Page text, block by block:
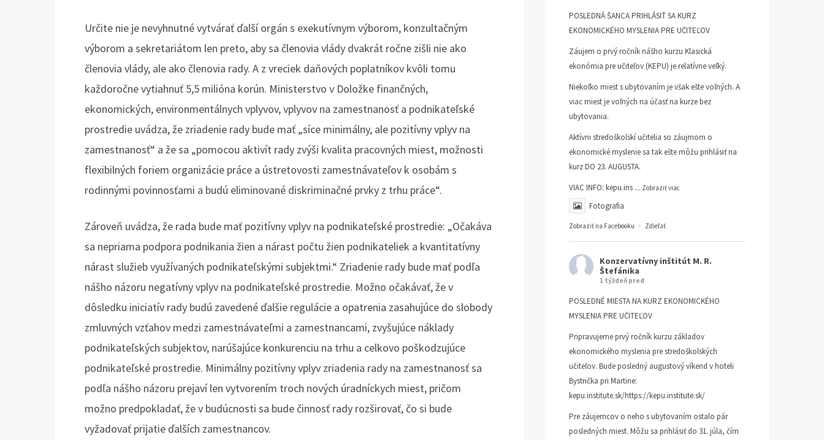
Určite nie je nevyhnutné vytvárať ďalší orgán s exekutívnym výborom, konzultačným
výborom a sekretariátom len preto, aby sa členovia vlády dvakrát ročne zišli nie ako
členovia vlády, ale ako členovia rady. A z vreciek daňových poplatníkov kvôli tomu
každoročne vytiahnuť 5,5 milióna korún. Ministerstvo v Doložke finančných,
ekonomických, environmentálnych vplyvov, vplyvov na zamestnanosť a podnikateľské
prostredie uvádza, že zriadenie rady bude mať „síce minimálny, ale pozitívny vplyv na
zamestnanosť“ a že sa „pomocou aktivít rady zvýši kvalita pracovných miest, možnosti
flexibilných foriem organizácie práce a ústretovosti zamestnávateľov k osobám s
rodinnými povinnosťami a budú eliminované diskriminačné prvky z trhu práce“.
Zároveň uvádza, že rada bude mať pozitívny vplyv na podnikateľské prostredie: „Očakáva
sa nepriama podpora podnikania žien a nárast počtu žien podnikateliek a kvantitatívny
nárast služieb využívaných podnikateľskými subjektmi.“ Zriadenie rady bude mať podľa
nášho názoru negatívny vplyv na podnikateľské prostredie. Možno očakávať, že v
dôsledku iniciatív rady budú zavedené ďalšie regulácie a opatrenia zasahujúce do slobody
zmluvných vzťahov medzi zamestnávateľmi a zamestnancami, zvyšujúce náklady
podnikateľských subjektov, narúšajúce konkurenciu na trhu a celkovo poškodzujúce
podnikateľské prostredie. Minimálny pozitívny vplyv zriadenia rady na zamestnanosť sa
podľa nášho názoru prejaví len vytvorením troch nových úradníckych miest, pričom
možno predpokladať, že v budúcnosti sa bude činnosť rady rozširovať, čo si bude
vyžadovať prijatie ďalších zamestnancov.
POSLEDNÁ ŠANCA PRIHLÁSIŤ SA KURZ
EKONOMICKÉHO MYSLENIA PRE UČITEĽOV
Záujem o prvý ročník nášho kurzu Klasická
ekonómia pre učiteľov (KEPU) je relatívne veľký.
Niekoľko miest s ubytovaním je však ešte voľných. A
viac miest je voľných na účasť na kurze bez
ubytovania.
Aktívni stredoškolskí učitelia so záujmom o
ekonomické myslenie sa tak ešte môžu prihlásiť na
kurz DO 23. AUGUSTA.
VIAC INFO: kepu.ins ... Zobraziť viac
Fotografia
Zobraziť na Facebooku · Zdieľať
Konzervatívny inštitút M. R.
Štefánika
1 týždeň pred
POSLEDNÉ MIESTA NA KURZ EKONOMICKÉHO
MYSLENIA PRE UČITEĽOV
Pripravujeme prvý ročník kurzu základov
ekonomického myslenia pre stredoškolských
učiteľov. Bude posledný augustový víkend v hoteli
Bystrička pri Martine:
kepu.institute.sk/https://kepu.institute.sk/
Pre záujemcov o neho s ubytovaním ostalo pár
posledných miest. Môžu sa prihlásiť do 31. júla, čím